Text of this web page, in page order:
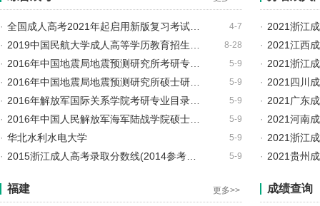
4-7
· 全国成人高考2021年起启用新版复习考试…
8-28
· 2019中国民航大学成人高等学历教育招生…
5-9
· 2016年中国地震局地震预测研究所考研专…
5-9
· 2016年中国地震局地震预测研究所硕士研…
5-9
· 2016年解放军国际关系学院考研专业目录…
5-9
· 2016年中国人民解放军海军陆战学院硕士…
5-9
· 华北水利水电大学
5-9
· 2015浙江成人高考录取分数线(2014参考…
· 2021浙江
· 2021江西
· 2021浙江
· 2021四川
· 2021广东
· 2021河南
· 2021浙江
· 2021贵州
福建 更多>> 成绩查询